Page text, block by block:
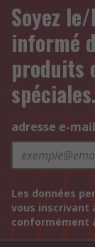
Soyez
informé
produits
spéciales.
adresse e-mail
Les données
vous inscrivant
conformément